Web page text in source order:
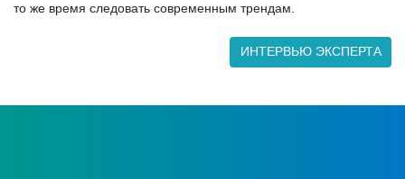
то же время следовать современным трендам.
ИНТЕРВЬЮ ЭКСПЕРТА